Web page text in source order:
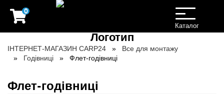
0
Toggle
navigation
Каталог
ІНТЕРНЕТ-МАГАЗИН CARP24
Все для монтажу
Годівниці
Флет-годівниці
Флет-годівниці